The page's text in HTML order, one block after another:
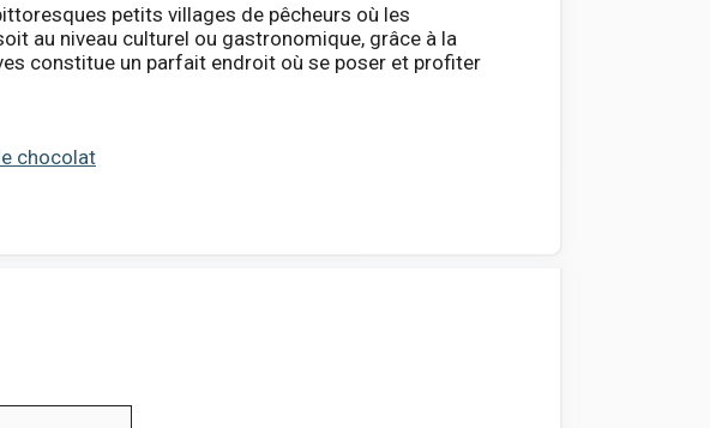
petits villages de pêcheurs où les
au niveau culturel ou gastronomique, grâce à la
constitue un parfait endroit où se poser et profiter
chocolat